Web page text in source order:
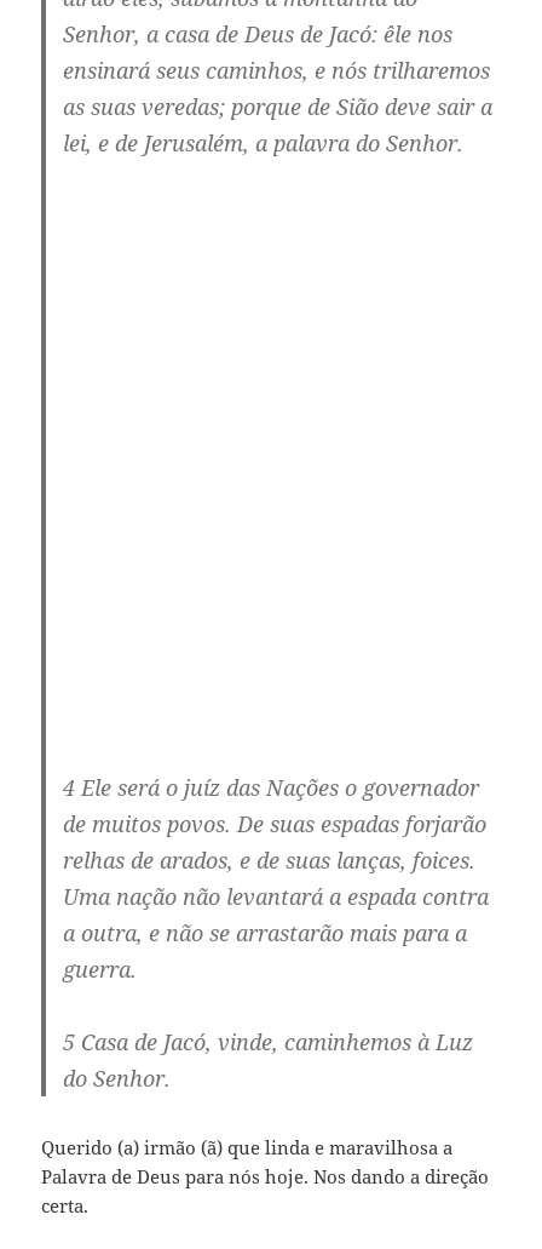
Senhor, a casa de Deus de Jacó: êle nos
ensinará seus caminhos, e nós trilharemos
as suas veredas; porque de Sião deve sair a
lei, e de Jerusalém, a palavra do Senhor.
4 Ele será o juíz das Nações o governador
de muitos povos. De suas espadas forjarão
relhas de arados, e de suas lanças, foices.
Uma nação não levantará a espada contra
a outra, e não se arrastarão mais para a
guerra.
5 Casa de Jacó, vinde, caminhemos à Luz
do Senhor.
Querido (a) irmão (ã) que linda e maravilhosa a
Palavra de Deus para nós hoje. Nos dando a direção
certa.